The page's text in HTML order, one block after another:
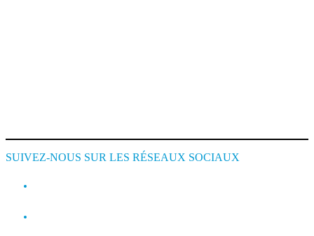
SUIVEZ-NOUS SUR LES RÉSEAUX SOCIAUX